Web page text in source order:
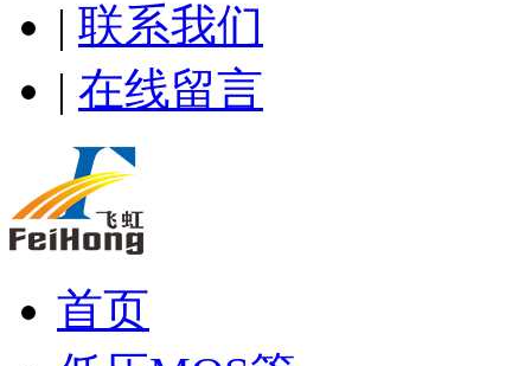
| 联系我们
| 在线留言
首页